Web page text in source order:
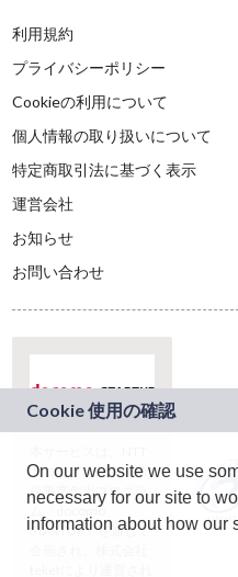
利用規約
プライバシーポリシー
Cookieの利用について
個人情報の取り扱いについて
特定商取引法に基づく表示
運営会社
お知らせ
お問い合わせ
ドコモグループの新
規事業創出プログラ
ム「docomo
STARTUP」を通じて
On our website we use
necessary for our site to
information about how our